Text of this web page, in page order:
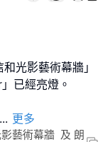
光影藝術幕牆」
已經亮燈。
... 更多
藝術幕牆 及 朗